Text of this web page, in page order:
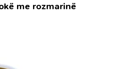
me rozmarinë